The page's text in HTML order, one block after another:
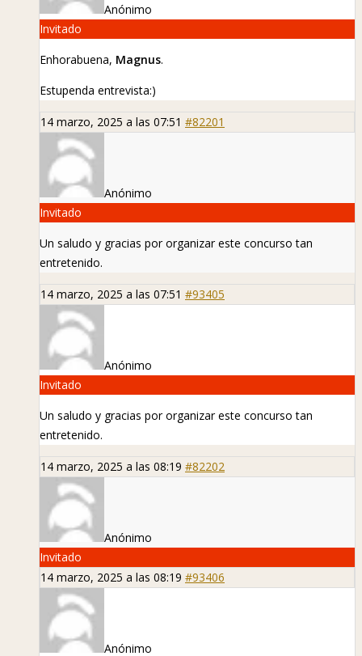
Anónimo
Invitado
Enhorabuena, Magnus.
Estupenda entrevista:)
14 marzo, 2025 a las 07:51 #82201
Anónimo
Invitado
Un saludo y gracias por organizar este concurso tan
entretenido.
14 marzo, 2025 a las 07:51 #93405
Anónimo
Invitado
Un saludo y gracias por organizar este concurso tan
entretenido.
14 marzo, 2025 a las 08:19 #82202
Anónimo
Invitado
14 marzo, 2025 a las 08:19 #93406
Anónimo